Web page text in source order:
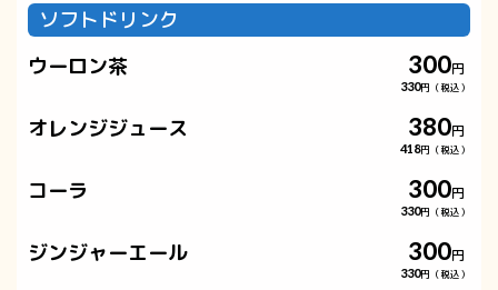
ソフトドリンク
ウーロン茶
300円
330円（税込）
オレンジジュース 380円
418円（税込）
コーラ 300円
330円（税込）
ジンジャーエール 300円
330円（税込）